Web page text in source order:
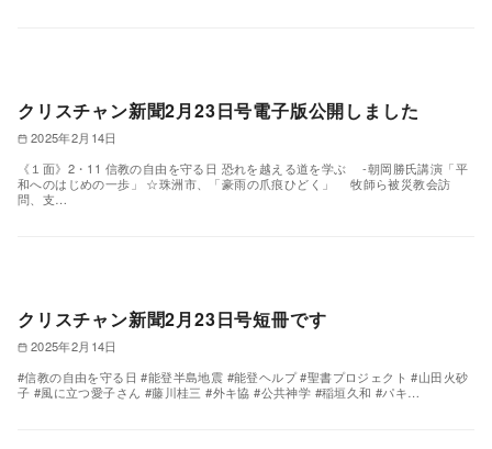
クリスチャン新聞2月23日号電子版公開しました
2025年2月14日
《１面》2・11 信教の自由を守る日 恐れを越える道を学ぶ ‐朝岡勝氏講演「平
和へのはじめの一歩」 ☆珠洲市、「豪雨の爪痕ひどく」 牧師ら被災教会訪
問、支…
クリスチャン新聞2月23日号短冊です
2025年2月14日
#信教の自由を守る日 #能登半島地震 #能登ヘルプ #聖書プロジェクト #山田火砂
子 #風に立つ愛子さん #藤川桂三 #外キ協 #公共神学 #稲垣久和 #パキ…